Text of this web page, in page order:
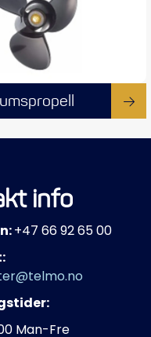
info
+47 66 92 65 00
Man-Fre